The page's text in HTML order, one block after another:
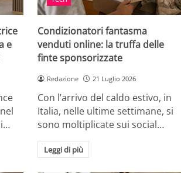
e
Condizionatori fantasma
venduti online: la truffa delle
finte sponsorizzate
Redazione 21 Luglio 2026
Con l’arrivo del caldo estivo, in
Italia, nelle ultime settimane, si
sono moltiplicate sui social…
Leggi di più